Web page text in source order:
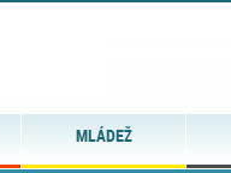
MLÁDEŽ